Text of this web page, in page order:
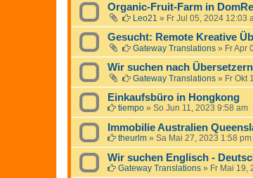
Organic-Fruit-Farm in
Leo21 » Fr Jul 05, 2024 12:03
Gesucht: Remote Kreative
Gateway Translations » Fr Apr
Wir suchen nach
Gateway Translations » Fr Okt
Einkaufsbüro in Hongkong
tiempo » So Jun 11, 2023 9:58 am
Immobilie Australien
theurlm » Sa Mai 27, 2023 1:58 pm
Wir suchen Englisch -
Gateway Translations » Fr Mai 19,